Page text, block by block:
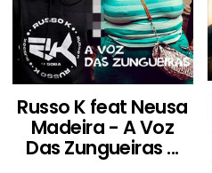
Russo K feat Neusa
Madeira - A Voz
Das Zungueiras ...